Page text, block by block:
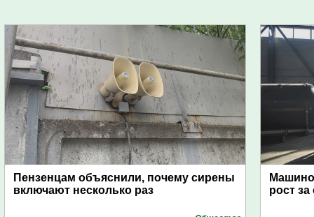
Пензенцам объяснили, почему сирены
включают несколько раз
рост за